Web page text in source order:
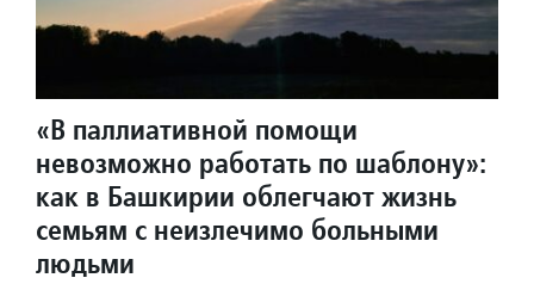
«В паллиативной помощи
невозможно работать по шаблону»:
как в Башкирии облегчают жизнь
семьям с неизлечимо больными
людьми